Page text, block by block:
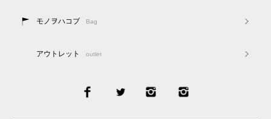
モノヲハコブ Bag
アウトレット outlet